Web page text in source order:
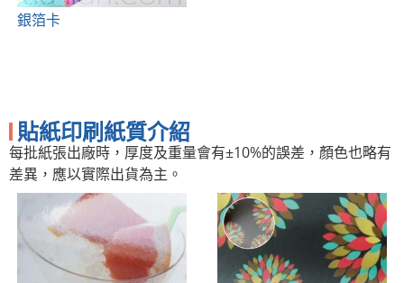
銀箔卡
貼紙印刷紙質介紹
每批紙張出廠時，厚度及重量會有±10%的誤差，顏色也略有
差異，應以實際出貨為主。